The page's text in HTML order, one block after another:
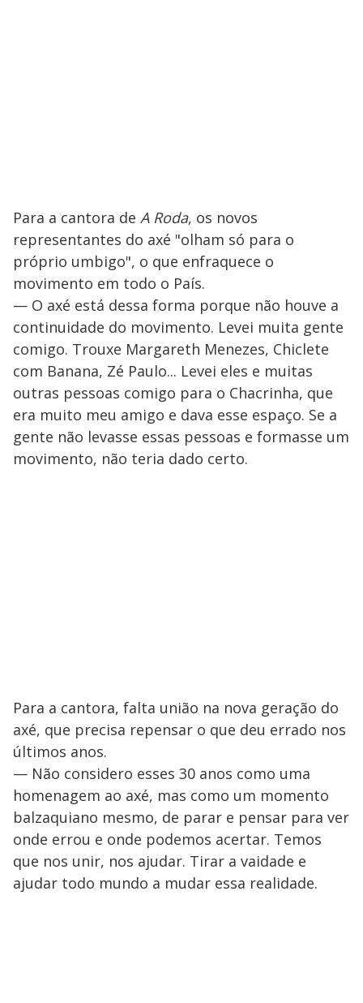
Para a cantora de A Roda, os novos
representantes do axé "olham só para o
próprio umbigo", o que enfraquece o
movimento em todo o País.
— O axé está dessa forma porque não houve a
continuidade do movimento. Levei muita gente
comigo. Trouxe Margareth Menezes, Chiclete
com Banana, Zé Paulo... Levei eles e muitas
outras pessoas comigo para o Chacrinha, que
era muito meu amigo e dava esse espaço. Se a
gente não levasse essas pessoas e formasse um
movimento, não teria dado certo.
Para a cantora, falta união na nova geração do
axé, que precisa repensar o que deu errado nos
últimos anos.
— Não considero esses 30 anos como uma
homenagem ao axé, mas como um momento
balzaquiano mesmo, de parar e pensar para ver
onde errou e onde podemos acertar. Temos
que nos unir, nos ajudar. Tirar a vaidade e
ajudar todo mundo a mudar essa realidade.